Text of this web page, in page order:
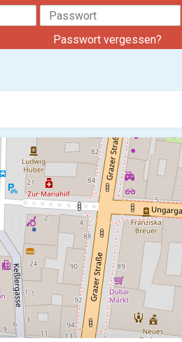
Passwort vergessen?